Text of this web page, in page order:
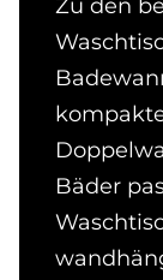
Zu den
Bäder